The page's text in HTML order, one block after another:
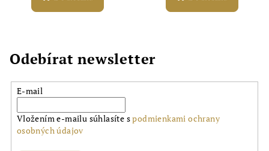
Odebírat newsletter
E-mail
Vložením e-mailu súhlasíte spodmienkami ochrany
osobných údajov